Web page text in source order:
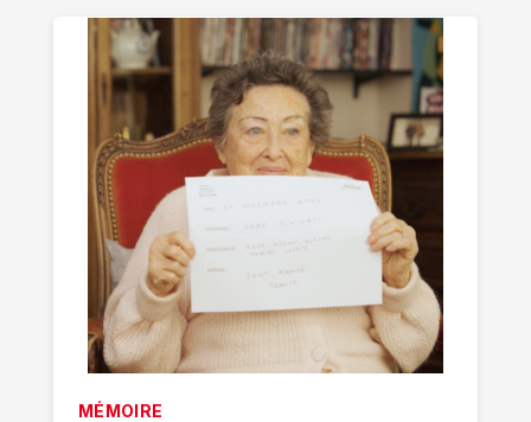
MÉMOIRE